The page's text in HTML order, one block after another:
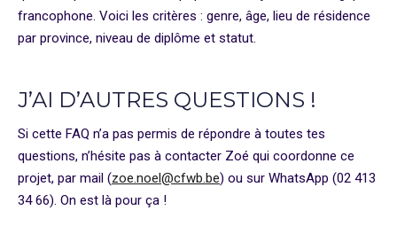
francophone. Voici les critères : genre, âge, lieu de résidence
par province, niveau de diplôme et statut.
J’AI D’AUTRES QUESTIONS !
Si cette FAQ n’a pas permis de répondre à toutes tes
questions, n’hésite pas à contacter Zoé qui coordonne ce
projet, par mail (zoe.noel@cfwb.be) ou sur WhatsApp (02 413
34 66). On est là pour ça !